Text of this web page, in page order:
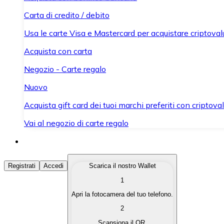
Carta di credito / debito
Usa le carte Visa e Mastercard per acquistare
Acquista con carta
Negozio - Carte regalo
Nuovo
Acquista gift card dei tuoi marchi preferiti con
Vai al negozio di carte regalo
Acquista Criptovalute
Acquista le criptovalute che ti interessano in modo
Converti le tue criptovalute in valuta fiat quando ne hai
Registrati Accedi
Scarica il nostro Wallet
1
Apri la fotocamera del tuo telefono.
2